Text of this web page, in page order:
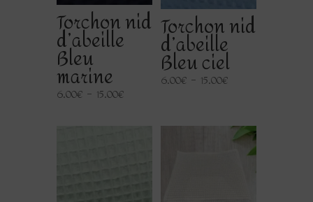
Torchon nid
d’abeille
Bleu
marine
6.00€ – 15.00€Plage
Torchon nid
d’abeille
Bleu ciel
6.00€ – 15.00€Plage
6.00€
15.00€